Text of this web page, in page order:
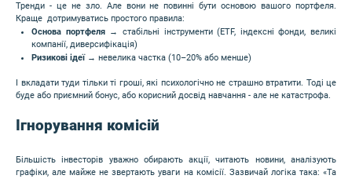
Тренди - це не зло. Але вони не повинні бути основою вашого портфеля.
Краще дотримуватись простого правила:
Основа портфеля→ стабільні інструменти (ETF, індексні фонди, великі
компанії, диверсифікація)
Ризикові ідеї→ невелика частка (10–20% або менше)
І вкладати туди тільки ті гроші, які психологічно не страшно втратити. Тоді це
буде або приємний бонус, або корисний досвід навчання - але не катастрофа.
Ігнорування комісій
Більшість інвесторів уважно обирають акції, читають новини, аналізують
графіки, але майже не звертають уваги на комісії. Зазвичай логіка така: «Та